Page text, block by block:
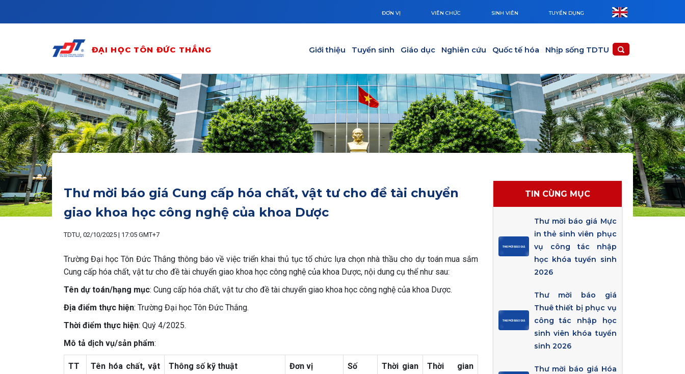
ĐƠN VỊ VIÊN CHỨC SINH VIÊN TUYỂN DỤNG
ĐẠI HỌC TÔN ĐỨC THẮNG Giới thiệu Tuyển sinh Giáo dục Nghiên cứu Quốc tế hóa Nhịp sống TDTU
Thư mời báo giá Cung cấp hóa chất, vật tư cho đề tài chuyển
giao khoa học công nghệ của khoa Dược
TDTU, 02/10/2025 | 17:05 GMT+7
Trường Đại học Tôn Đức Thắng thông báo về việc triển khai thủ tục tổ chức lựa chọn nhà thầu cho dự toán mua sắm
Cung cấp hóa chất, vật tư cho đề tài chuyển giao khoa học công nghệ của khoa Dược, nội dung cụ thể như sau:
Tên dự toán/hạng mục: Cung cấp hóa chất, vật tư cho đề tài chuyển giao khoa học công nghệ của khoa Dược.
Địa điểm thực hiện: Trường Đại học Tôn Đức Thắng.
Thời điểm thực hiện: Quý 4/2025.
Mô tả dịch vụ/sản phẩm:
TT
Tên hóa chất, vật
Thông số kỹ thuật Đơn vị
Số
Thời gian
Thời gian
TIN CÙNG MỤC
Thư mời báo giá Mực
in thẻ sinh viên phục
vụ công tác nhập
học khóa tuyển sinh
2026
Thư mời báo giá
Thuê thiết bị phục vụ
công tác nhập học
sinh viên khóa tuyển
sinh 2026
Thư mời báo giá Hóa